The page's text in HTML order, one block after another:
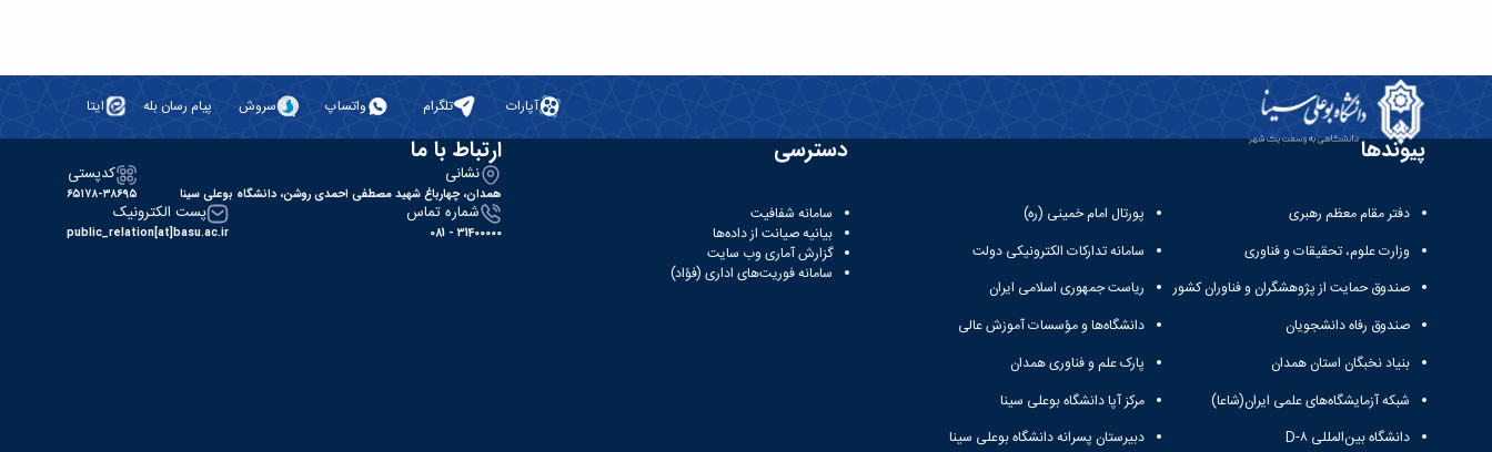
آپارات تلگرام واتساپ سروش پیام رسان بله ایتا
پیوندها
دفتر مقام معظم رهبری
وزارت علوم، تحقیقات و فناوری
صندوق حمایت از پژوهشگران و فناوران کشور
صندوق رفاه دانشجویان
بنیاد نخبگان استان همدان
شبکه آزمایشگاه‌های علمی ایران(شاعا)
دانشگاه بین‌المللی D-۸
پورتال امام خمینی (ره)
سامانه تدارکات الکترونیکی دولت
ریاست جمهوری اسلامی ایران
دانشگاه‌ها و مؤسسات آموزش عالی
پارک علم و فناوری همدان
مرکز آپا دانشگاه بوعلی سینا
دبیرستان پسرانه دانشگاه بوعلی سینا
دسترسی
سامانه شفافیت
بیانیه صیانت از داده‌ها
گزارش آماری وب‌ سایت
سامانه فوریت‌های اداری (فؤاد)
ارتباط با ما
نشانی
همدان، چهارباغ شهید مصطفی احمدی روشن، دانشگاه بوعلی سینا
کدپستی
۶۵۱۷۸-۳۸۶۹۵
شماره تماس
31400000 - 081
پست الکترونیک
public_relation[at]basu.ac.ir